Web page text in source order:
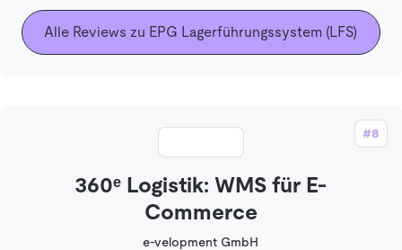
Alle Reviews zu EPG Lagerführungssystem (LFS)
#8
360ᵉ Logistik: WMS für E-
Commerce
e-velopment GmbH